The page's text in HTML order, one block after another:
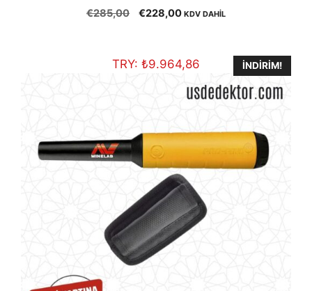
5.00
out of 5
€285,00
Orijinal
€228,00Şu
KDV DAHİL
TRY: ₺9.964,86 İNDIRIM!